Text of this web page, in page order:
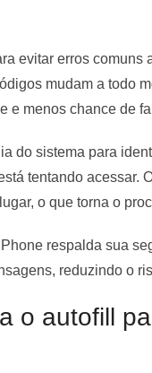
evitar erros
mudam a todo
e menos chance de
do sistema para
tentando acessar.
o que torna o
respalda sua
reduzindo o
o autofill